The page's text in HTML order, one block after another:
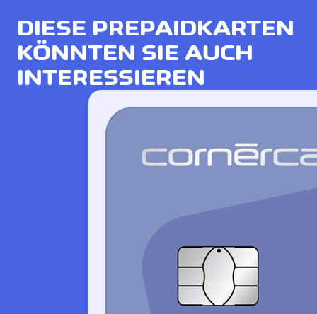
DIESE PREPAIDKARTEN
KÖNNTEN SIE AUCH
INTERESSIEREN